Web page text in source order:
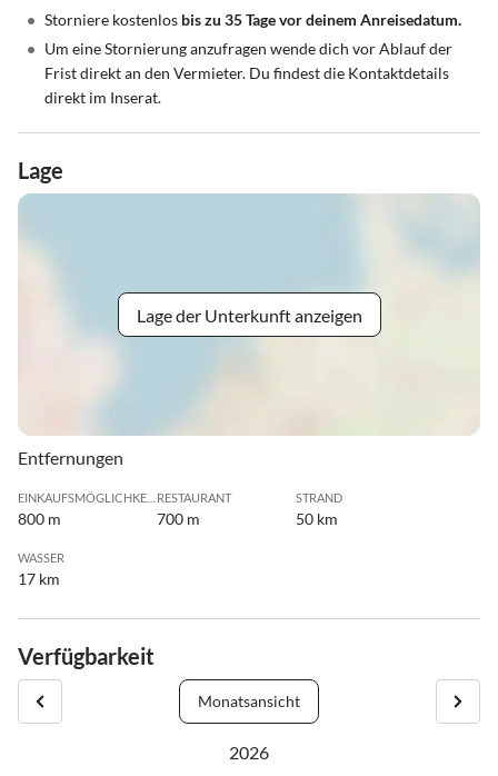
• Storniere kostenlos bis zu 35 Tage vor deinem Anreisedatum.
• Um eine Stornierung anzufragen wende dich vor Ablauf der
Frist direkt an den Vermieter. Du findest die Kontaktdetails
direkt im Inserat.
Lage
Lage der Unterkunft anzeigen
Entfernungen
800 m
RESTAURANT
700 m
STRAND
50 km
WASSER
17 km
Verfügbarkeit
Monatsansicht
2026